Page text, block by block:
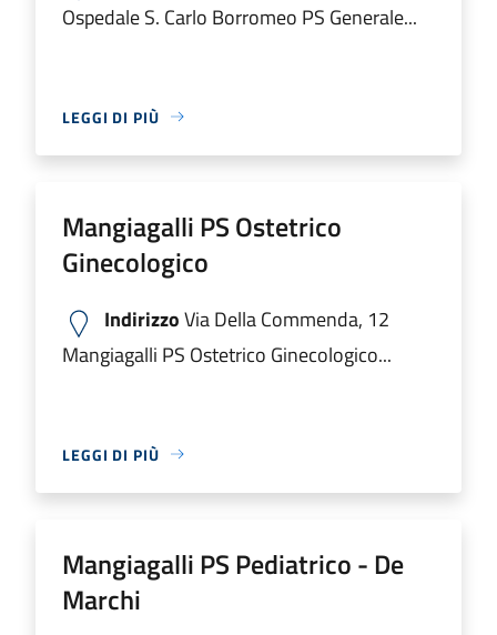
Ospedale S. Carlo Borromeo PS Generale...
LEGGI DI PIÙ
Mangiagalli PS Ostetrico
Ginecologico
IndirizzoVia Della Commenda, 12
Mangiagalli PS Ostetrico Ginecologico...
LEGGI DI PIÙ
Mangiagalli PS Pediatrico - De
Marchi